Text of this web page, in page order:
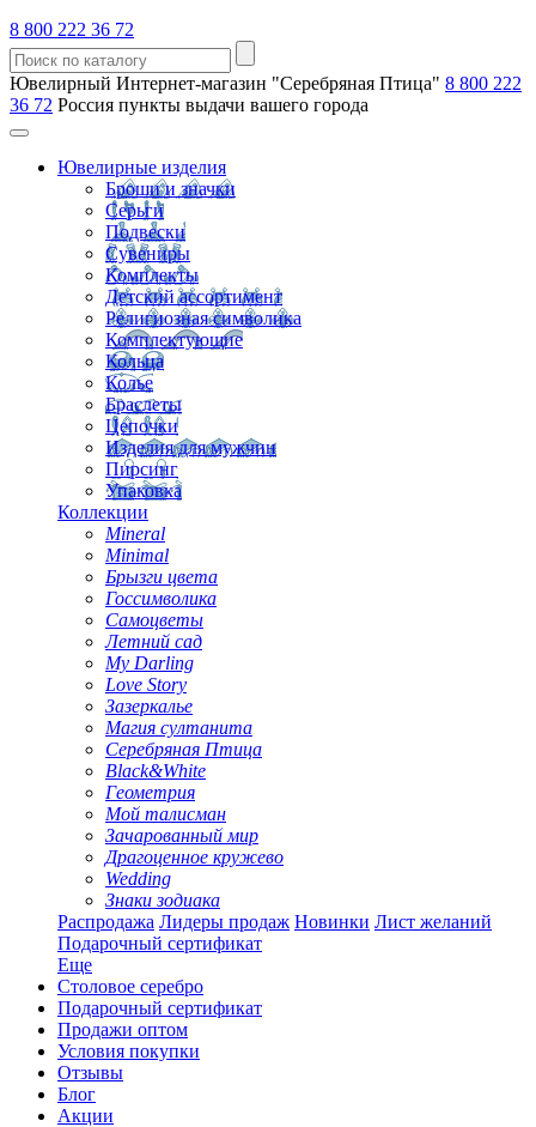
8 800 222 36 72
Ювелирный Интернет-магазин "Серебряная Птица" 8 800 222
36 72 Россия пункты выдачи вашего города
Ювелирные изделия
Броши и значки
Серьги
Подвески
Сувениры
Комплекты
Детский ассортимент
Религиозная символика
Комплектующие
Кольца
Колье
Браслеты
Цепочки
Изделия для мужчин
Пирсинг
Упаковка
Коллекции
Mineral
Minimal
Брызги цвета
Госсимволика
Самоцветы
Летний сад
My Darling
Love Story
Зазеркалье
Магия султанита
Серебряная Птица
Black&White
Геометрия
Мой талисман
Зачарованный мир
Драгоценное кружево
Wedding
Знаки зодиака
Распродажа Лидеры продаж Новинки Лист желаний
Подарочный сертификат
Еще
Столовое серебро
Подарочный сертификат
Продажи оптом
Условия покупки
Отзывы
Блог
Акции